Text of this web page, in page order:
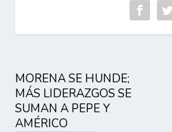
MORENA SE HUNDE;
MÁS LIDERAZGOS SE
SUMAN A PEPE Y
AMÉRICO